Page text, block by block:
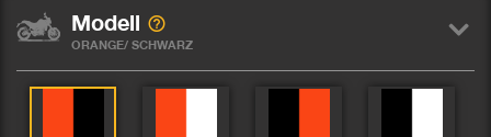
Modell
ORANGE/ SCHWARZ